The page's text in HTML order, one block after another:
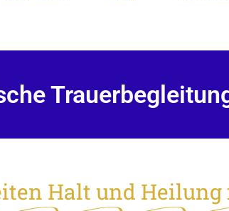
Halt und Heilung